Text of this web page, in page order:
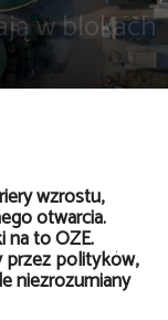
w blokach
wzrostu,
otwarcia.
na to OZE.
przez polityków,
niezrozumiany